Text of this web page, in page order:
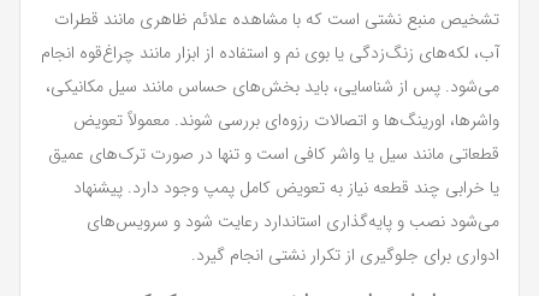
تشخیص منبع نشتی است که با مشاهده علائم ظاهری مانند قطرات
آب، لکه‌های زنگ‌زدگی یا بوی نم و استفاده از ابزار مانند چراغ‌قوه انجام
می‌شود. پس از شناسایی، باید بخش‌های حساس مانند سیل مکانیکی،
واشرها، اورینگ‌ها و اتصالات رزوه‌ای بررسی شوند. معمولاً تعویض
قطعاتی مانند سیل یا واشر کافی است و تنها در صورت ترک‌های عمیق
یا خرابی چند قطعه نیاز به تعویض کامل پمپ وجود دارد. پیشنهاد
می‌شود نصب و پایه‌گذاری استاندارد رعایت شود و سرویس‌های
ادواری برای جلوگیری از تکرار نشتی انجام گیرد.